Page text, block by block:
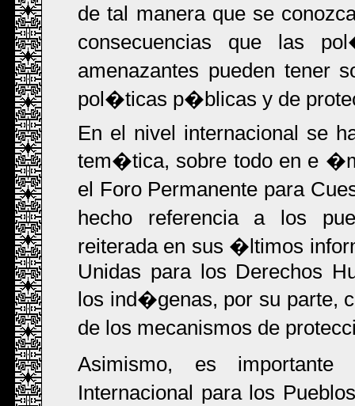
de tal manera que se
consecuencias que las
amenazantes pueden tener
pol�ticas p�blicas y de
En el nivel internacional se
tem�tica, sobre todo en e
el Foro Permanente para
hecho referencia a los
reiterada en sus �ltimos
Unidas para los Derechos
los ind�genas, por su parte,
de los mecanismos de
Asimismo, es
Internacional para los